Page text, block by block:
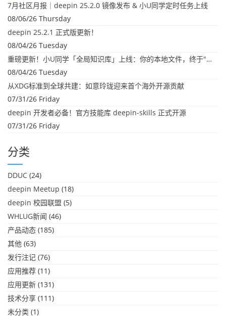
7月社区月报｜deepin 25.2.0 镜像发布 & 小U同学定时任务上线
08/06/26 Thursday
deepin 25.2.1 正式版更新！
08/04/26 Tuesday
重磅更新！小U同学「全局知识库」上线：你的本地文件，终于"活"起来了
08/04/26 Tuesday
从XDG标准到全球共建：如意玲珑迎来首个海外开源贡献
07/31/26 Friday
deepin 开发者必备！官方技能库 deepin-skills 正式开源
07/31/26 Friday
分类
DDUC (24)
deepin Meetup (18)
deepin 校园联盟 (5)
WHLUG新闻 (46)
产品动态 (185)
其他 (63)
发行注记 (76)
应用推荐 (11)
应用更新 (131)
技术分享 (111)
未分类 (1)